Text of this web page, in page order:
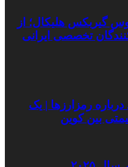
گیربکس هلیکال؛ از
درباره رمزارزها | یک
بین کوین